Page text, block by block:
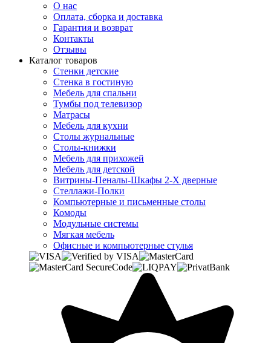
О нас
Оплата, сборка и доставка
Гарантия и возврат
Контакты
Отзывы
Каталог товаров
Стенки детские
Стенка в гостиную
Мебель для спальни
Тумбы под телевизор
Матрасы
Мебель для кухни
Столы журнальные
Столы-книжки
Мебель для прихожей
Мебель для детской
Витрины-Пеналы-Шкафы 2-Х дверные
Стеллажи-Полки
Компьютерные и письменные столы
Комоды
Модульные системы
Мягкая мебель
Офисные и компьютерные стулья